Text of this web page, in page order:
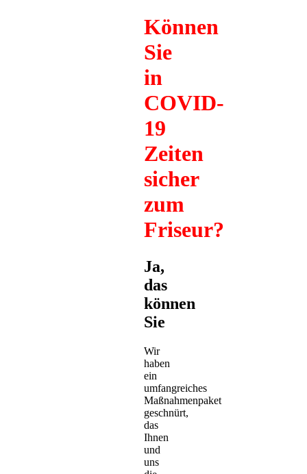
Können
Sie
in
COVID-
19
Zeiten
sicher
zum
Friseur?
Ja,
das
können
Sie
Wir
haben
ein
umfangreiches
Maßnahmenpaket
geschnürt,
das
Ihnen
und
uns